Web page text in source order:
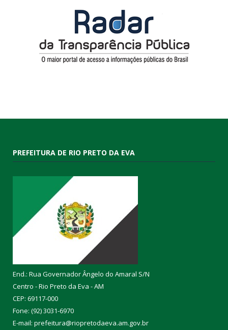
PREFEITURA DE RIO PRETO DA EVA
End.: Rua Governador Ângelo do Amaral S/N
Centro - Rio Preto da Eva - AM
CEP: 69117-000
Fone: (92) 3031-6970
E-mail: prefeitura@riopretodaeva.am.gov.br